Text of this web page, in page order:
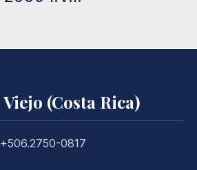
(Costa Rica)
+506.2750-0817